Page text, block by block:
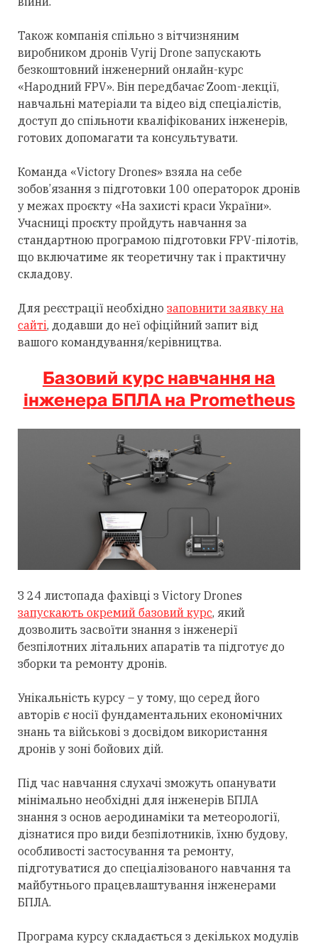
Також компанія спільно з вітчизняним
виробником дронів Vyrij Drone запускають
безкоштовний інженерний онлайн-курс
«Народний FPV». Він передбачає Zoom-лекції,
навчальні матеріали та відео від спеціалістів,
доступ до спільноти кваліфікованих інженерів,
готових допомагати та консультувати.
Команда «Victory Drones» взяла на себе
зобов’язання з підготовки 100 операторок дронів
у межах проєкту «На захисті краси України».
Учасниці проєкту пройдуть навчання за
стандартною програмою підготовки FPV-пілотів,
що включатиме як теоретичну так і практичну
складову.
Для реєстрації необхідно заповнити заявку на
сайті, додавши до неї офіційний запит від
вашого командування/керівництва.
Базовий курс навчання на
інженера БПЛА на Prometheus
З 24 листопада фахівці з Victory Drones
запускають окремий базовий курс, який
дозволить засвоїти знання з інженерії
безпілотних літальних апаратів та підготує до
зборки та ремонту дронів.
Унікальність курсу – у тому, що серед його
авторів є носії фундаментальних економічних
знань та військові з досвідом використання
дронів у зоні бойових дій.
Під час навчання слухачі зможуть опанувати
мінімально необхідні для інженерів БПЛА
знання з основ аеродинаміки та метеорології,
дізнатися про види безпілотників, їхню будову,
особливості застосування та ремонту,
підготуватися до спеціалізованого навчання та
майбутнього працевлаштування інженерами
БПЛА.
Програма курсу складається з декількох модулів